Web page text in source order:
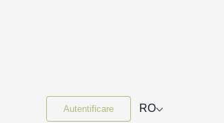
Autentificare RO⌵